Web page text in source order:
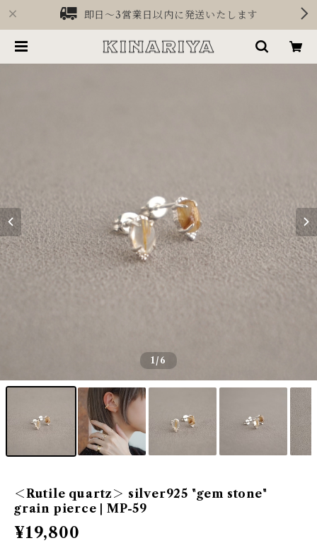
即日〜3営業日以内に発送いたします
1/6
＜Rutile quartz＞ silver925 "gem stone"
grain pierce | MP-59
¥19,800